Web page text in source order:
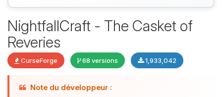
NightfallCraft - The Casket of
Reveries
CurseForge 68 versions 1,933,042
Note du développeur :